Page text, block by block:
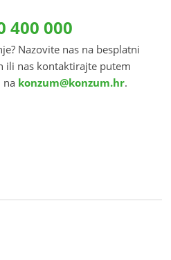
400 000
Nazovite nas na besplatni
ili nas kontaktirajte putem
na konzum@konzum.hr.